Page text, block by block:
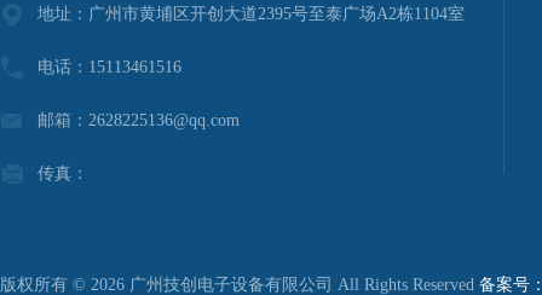
地址：广州市黄埔区开创大道2395号至泰广场A2栋1104室
电话：15113461516
邮箱：2628225136@qq.com
传真：
版权所有 © 2026 广州技创电子设备有限公司 All Rights Reserved 备案号